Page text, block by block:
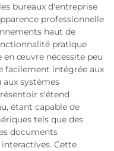
bureaux d'entreprise
professionnelle
haut de
pratique
en œuvre nécessite peu
facilement intégrée aux
systèmes
s'étend
étant capable de
tels que des
documents
Cette